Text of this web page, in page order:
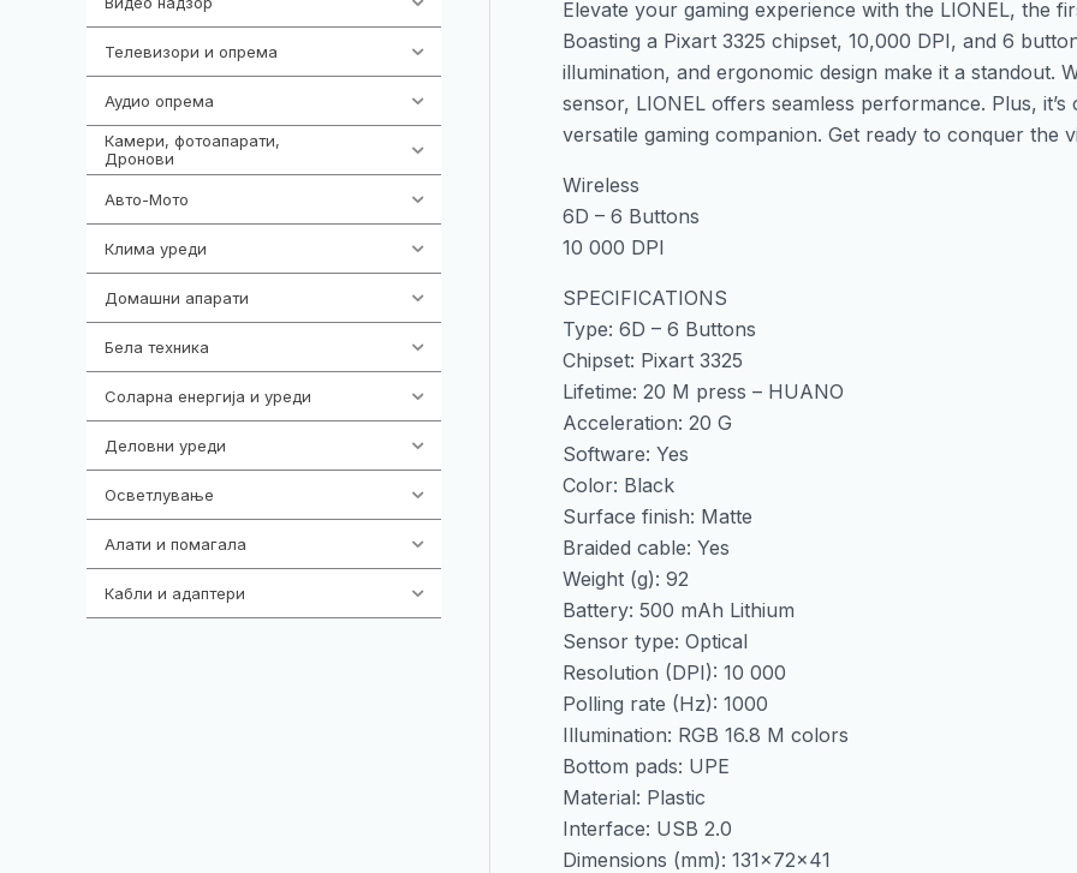
Телевизори и опрема
Аудио опрема
Камери, фотоапарати,
Дронови
Авто-Мото
Клима уреди
Домашни апарати
Бела техника
Соларна енергија и уреди
Деловни уреди
Осветлување
Алати и помагала
Кабли и адаптери
Elevate your gaming experience with the LIONEL, the
Boasting a Pixart 3325 chipset, 10,000 DPI, and 6
illumination, and ergonomic design make it a standout.
sensor, LIONEL offers seamless performance. Plus,
versatile gaming companion. Get ready to conquer the
Wireless
6D – 6 Buttons
10 000 DPI
SPECIFICATIONS
Type: 6D – 6 Buttons
Chipset: Pixart 3325
Lifetime: 20 M press – HUANO
Acceleration: 20 G
Software: Yes
Color: Black
Surface finish: Matte
Braided cable: Yes
Weight (g): 92
Battery: 500 mAh Lithium
Sensor type: Optical
Resolution (DPI): 10 000
Polling rate (Hz): 1000
Illumination: RGB 16.8 M colors
Bottom pads: UPE
Material: Plastic
Interface: USB 2.0
Dimensions (mm): 131x72x41